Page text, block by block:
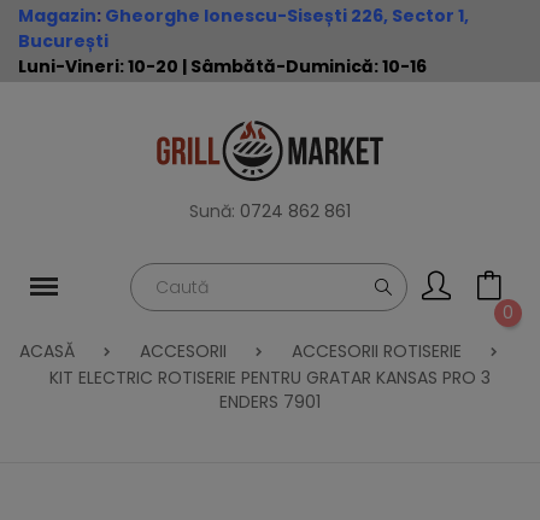
Magazin: Gheorghe Ionescu-Sisești 226, Sector 1,
București
Luni-Vineri: 10-20 | Sâmbătă-Duminică: 10-16
Sună: 0724 862 861
0
ACASĂ
ACCESORII
ACCESORII ROTISERIE
KIT ELECTRIC ROTISERIE PENTRU GRATAR KANSAS PRO 3
ENDERS 7901